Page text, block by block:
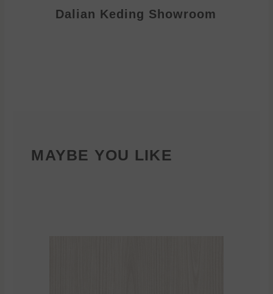
Dalian Keding Showroom
MAYBE YOU LIKE